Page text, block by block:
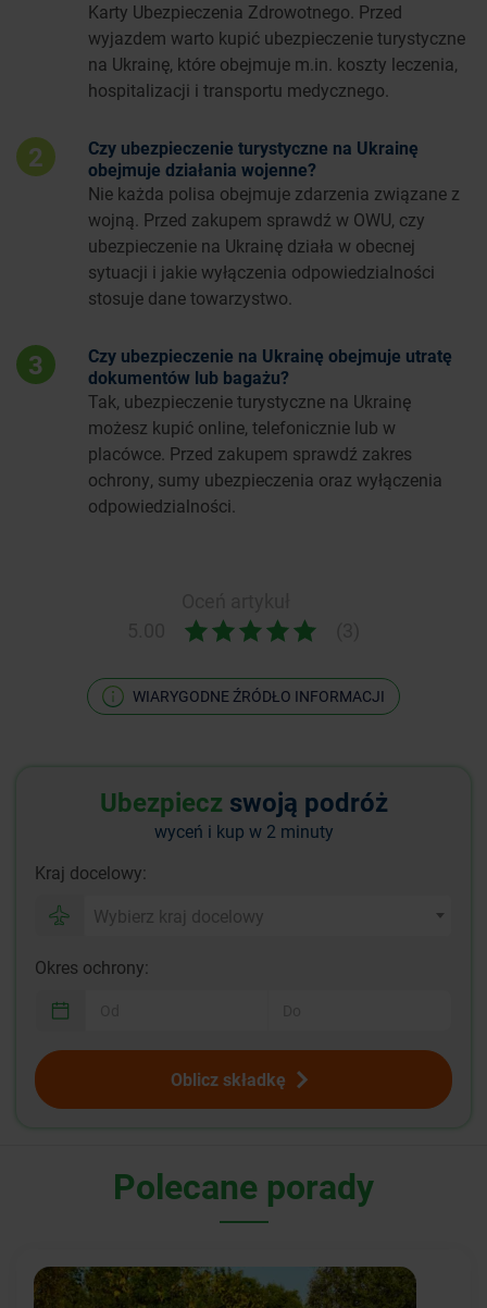
Karty Ubezpieczenia Zdrowotnego. Przed
wyjazdem warto kupić ubezpieczenie turystyczne
na Ukrainę, które obejmuje m.in. koszty leczenia,
hospitalizacji i transportu medycznego.
2
Czy ubezpieczenie turystyczne na Ukrainę
obejmuje działania wojenne?
Nie każda polisa obejmuje zdarzenia związane z
wojną. Przed zakupem sprawdź w OWU, czy
ubezpieczenie na Ukrainę działa w obecnej
sytuacji i jakie wyłączenia odpowiedzialności
stosuje dane towarzystwo.
3
Czy ubezpieczenie na Ukrainę obejmuje utratę
dokumentów lub bagażu?
Tak, ubezpieczenie turystyczne na Ukrainę
możesz kupić online, telefonicznie lub w
placówce. Przed zakupem sprawdź zakres
ochrony, sumy ubezpieczenia oraz wyłączenia
odpowiedzialności.
WIARYGODNE ŹRÓDŁO INFORMACJI
Ubezpiecz swoją podróż
wyceń i kup w 2 minuty
Kraj docelowy:
Wybierz kraj docelowy
Okres ochrony:
Oblicz składkę
Polecane porady